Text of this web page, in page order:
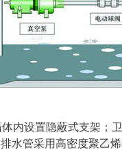
内设置隐蔽式支架；
水管采用高密度聚乙